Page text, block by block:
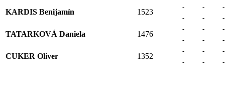
KARDIS Benijamín 1523
- -
-
-
- -
TATARKOVÁ Daniela 1476
- -
-
-
- -
CUKER Oliver 1352
- -
-
-
- -